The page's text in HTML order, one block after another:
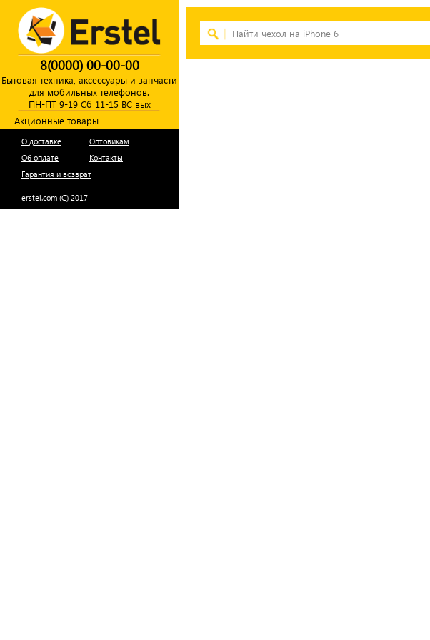
8(0000) 00-00-00
Бытовая техника, аксессуары и запчасти
для мобильных телефонов.
ПН-ПТ 9-19 Сб 11-15 ВС вых
Акционные товары
О доставке
Оптовикам
Об оплате
Контакты
Гарантия и возврат
erstel.com (C) 2017